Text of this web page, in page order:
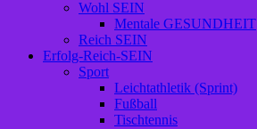
Wohl SEIN
Mentale GESUNDHEIT
Reich SEIN
Erfolg-Reich-SEIN
Sport
Leichtathletik (Sprint)
Fußball
Tischtennis